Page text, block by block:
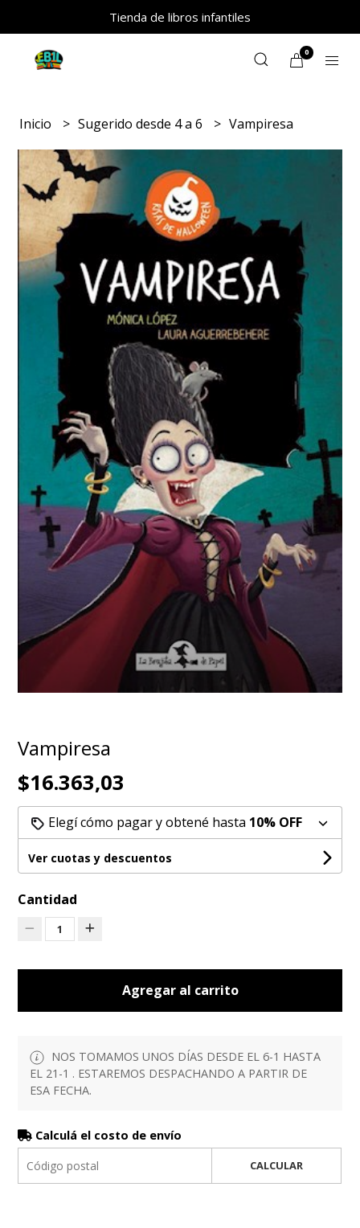
Tienda de libros infantiles
0
Inicio Sugerido desde 4 a 6 Vampiresa
Vampiresa
$16.363,03
Elegí cómo pagar y obtené hasta 10% OFF
Ver cuotas y descuentos
Cantidad
1
Agregar al carrito
NOS TOMAMOS UNOS DÍAS DESDE EL 6-1 HASTA
EL 21-1 . ESTAREMOS DESPACHANDO A PARTIR DE
ESA FECHA.
Calculá el costo de envío
CALCULAR